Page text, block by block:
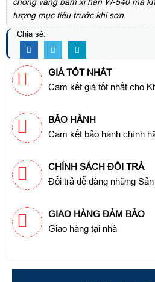
chống văng bám xỉ hàn W-540 mà
tượng mục tiêu trước khi sơn.
Chia sẻ:
GIÁ TỐT NHẤT
Cam kết giá tốt nhất cho
BẢO HÀNH
Cam kết bảo hành chính
CHÍNH SÁCH ĐỔI TRẢ
Đổi trả dễ dàng những
GIAO HÀNG ĐẢM BẢO
Giao hàng tại nhà